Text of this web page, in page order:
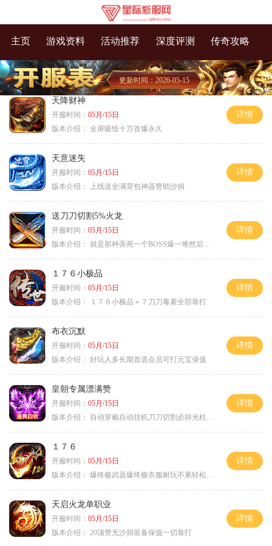
主页 游戏资料 活动推荐 深度评测 传奇攻略
更新时间：2026-05-15
天降财神
开服时间： 05月/15日
版本介绍： 全屏吸怪十万首爆永久
详情
天意迷失
开服时间： 05月/15日
版本介绍：
上线送全满背包神器赞助沙捐
详情
送刀刀切割5%火龙
开服时间： 05月/15日
版本介绍： 就是那种弄死一个BOSS爆一堆然后就起飞
详情
１７６小极品
开服时间： 05月/15日
版本介绍：
１７６小极品＋７刀刀毒素全部靠打
详情
布衣沉默
开服时间： 05月/15日
版本介绍： 好玩人多长期首选会员可打元宝保值
详情
皇朝专属漂满赞
开服时间： 05月/15日
版本介绍：
自动穿戴自动挂机刀刀切割必掉光柱自动
详情
１７６
开服时间： 05月/15日
版本介绍： 爆终极武器爆终极衣服耐玩不累轻松满级
详情
天启火龙单职业
开服时间： 05月/15日
版本介绍： 20顶赞无沙捐装备保值一切靠打
详情